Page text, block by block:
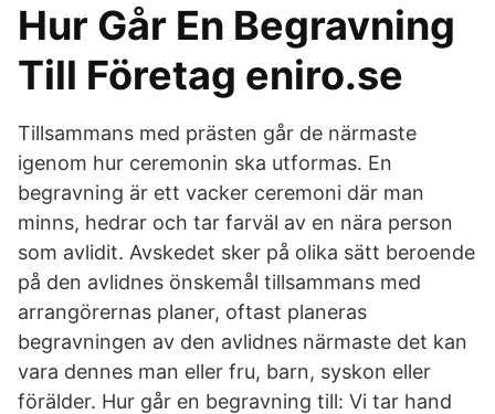
Hur Går En Begravning
Till Företag eniro.se
Tillsammans med prästen går de närmaste
igenom hur ceremonin ska utformas. En
begravning är ett vacker ceremoni där man
minns, hedrar och tar farväl av en nära person
som avlidit. Avskedet sker på olika sätt beroende
på den avlidnes önskemål tillsammans med
arrangörernas planer, oftast planeras
begravningen av den avlidnes närmaste det kan
vara dennes man eller fru, barn, syskon eller
förälder. Hur går en begravning till: Vi tar hand